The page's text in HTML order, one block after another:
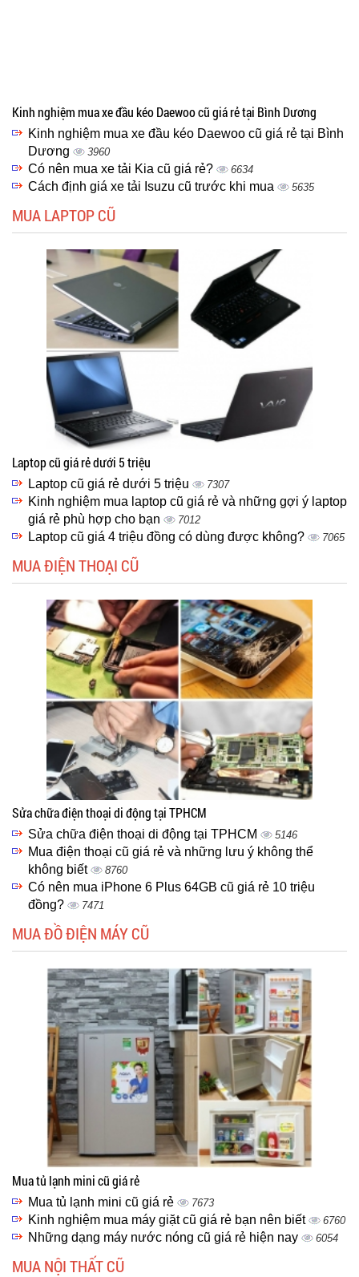
Kinh nghiệm mua xe đầu kéo Daewoo cũ giá rẻ tại Bình Dương
Kinh nghiệm mua xe đầu kéo Daewoo cũ giá rẻ tại Bình
Dương
3960
Có nên mua xe tải Kia cũ giá rẻ? 6634
Cách định giá xe tải Isuzu cũ trước khi mua 5635
MUA LAPTOP CŨ
Laptop cũ giá rẻ dưới 5 triệu
Laptop cũ giá rẻ dưới 5 triệu 7307
Kinh nghiệm mua laptop cũ giá rẻ và những gợi ý laptop
giá rẻ phù hợp cho bạn
7012
Laptop cũ giá 4 triệu đồng có dùng được không? 7065
MUA ĐIỆN THOẠI CŨ
Sửa chữa điện thoại di động tại TPHCM
Sửa chữa điện thoại di động tại TPHCM 5146
Mua điện thoại cũ giá rẻ và những lưu ý không thể
không biết
8760
Có nên mua iPhone 6 Plus 64GB cũ giá rẻ 10 triệu
đồng?
7471
MUA ĐỒ ĐIỆN MÁY CŨ
Mua tủ lạnh mini cũ giá rẻ
Mua tủ lạnh mini cũ giá rẻ 7673
Kinh nghiệm mua máy giặt cũ giá rẻ bạn nên biết 6760
Những dạng máy nước nóng cũ giá rẻ hiện nay 6054
MUA NỘI THẤT CŨ